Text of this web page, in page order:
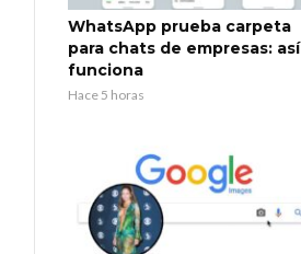
WhatsApp prueba carpeta
para chats de empresas: así
funciona
Hace 5 horas